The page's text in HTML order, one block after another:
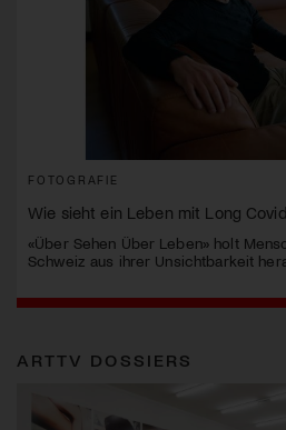
FOTOGRAFIE
Wie sieht ein Leben mit Long
«Über Sehen Über Leben» holt
Schweiz aus ihrer Unsichtbarkeit
ARTTV DOSSIERS